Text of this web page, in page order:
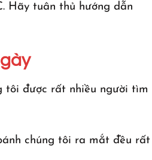
Hãy tuân thủ hướng dẫn
tôi được rất nhiều người tìm
chúng tôi ra mắt đều rất